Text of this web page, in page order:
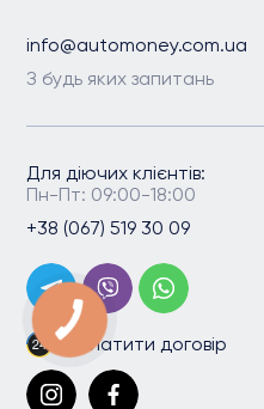
info@automoney.com.ua
З будь яких запитань
Для діючих клієнтів:
Пн-Пт: 09:00-18:00
+38 (067) 519 30 09
Сплатити договір